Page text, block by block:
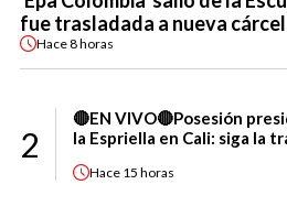
fue trasladada a nueva cárcel
Hace8 horas
2
🔴EN VIVO🔴Posesión
la Espriella en Cali: siga la
Hace 15 horas